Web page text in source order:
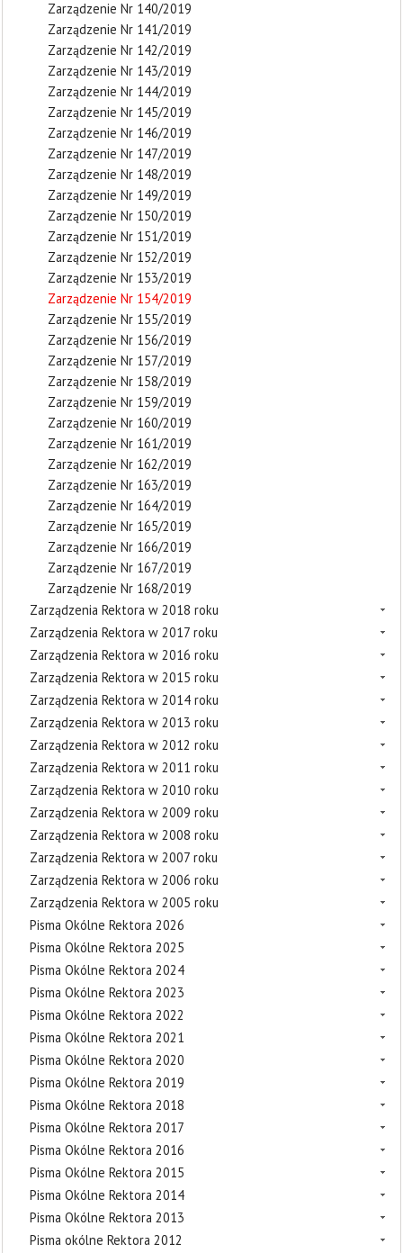
Zarządzenie Nr 140/2019
Zarządzenie Nr 141/2019
Zarządzenie Nr 142/2019
Zarządzenie Nr 143/2019
Zarządzenie Nr 144/2019
Zarządzenie Nr 145/2019
Zarządzenie Nr 146/2019
Zarządzenie Nr 147/2019
Zarządzenie Nr 148/2019
Zarządzenie Nr 149/2019
Zarządzenie Nr 150/2019
Zarządzenie Nr 151/2019
Zarządzenie Nr 152/2019
Zarządzenie Nr 153/2019
Zarządzenie Nr 154/2019
Zarządzenie Nr 155/2019
Zarządzenie Nr 156/2019
Zarządzenie Nr 157/2019
Zarządzenie Nr 158/2019
Zarządzenie Nr 159/2019
Zarządzenie Nr 160/2019
Zarządzenie Nr 161/2019
Zarządzenie Nr 162/2019
Zarządzenie Nr 163/2019
Zarządzenie Nr 164/2019
Zarządzenie Nr 165/2019
Zarządzenie Nr 166/2019
Zarządzenie Nr 167/2019
Zarządzenie Nr 168/2019
Zarządzenia Rektora w 2018 roku
Zarządzenia Rektora w 2017 roku
Zarządzenia Rektora w 2016 roku
Zarządzenia Rektora w 2015 roku
Zarządzenia Rektora w 2014 roku
Zarządzenia Rektora w 2013 roku
Zarządzenia Rektora w 2012 roku
Zarządzenia Rektora w 2011 roku
Zarządzenia Rektora w 2010 roku
Zarządzenia Rektora w 2009 roku
Zarządzenia Rektora w 2008 roku
Zarządzenia Rektora w 2007 roku
Zarządzenia Rektora w 2006 roku
Zarządzenia Rektora w 2005 roku
Pisma Okólne Rektora 2026
Pisma Okólne Rektora 2025
Pisma Okólne Rektora 2024
Pisma Okólne Rektora 2023
Pisma Okólne Rektora 2022
Pisma Okólne Rektora 2021
Pisma Okólne Rektora 2020
Pisma Okólne Rektora 2019
Pisma Okólne Rektora 2018
Pisma Okólne Rektora 2017
Pisma Okólne Rektora 2016
Pisma Okólne Rektora 2015
Pisma Okólne Rektora 2014
Pisma Okólne Rektora 2013
Pisma okólne Rektora 2012